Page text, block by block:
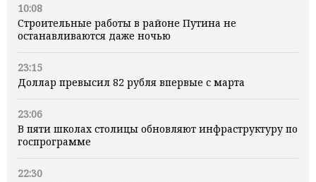
10:08
Строительные работы в районе Путина не
останавливаются даже ночью
23:15
Доллар превысил 82 рубля впервые с марта
23:06
В пяти школах столицы обновляют инфраструктуру по
госпрограмме
22:30